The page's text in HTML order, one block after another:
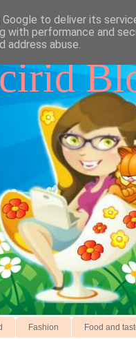
Fashion Food and
to deliver its
with performance and
abuse.